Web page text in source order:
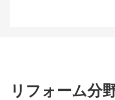
リフォーム分